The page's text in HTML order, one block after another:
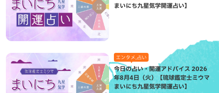
まいにち九星気学開運占い】
エンタメ,占い
今日の占い・開運アドバイス 2026
年8月4日（火）【琉球鑑定士ミウマ
まいにち九星気学開運占い】